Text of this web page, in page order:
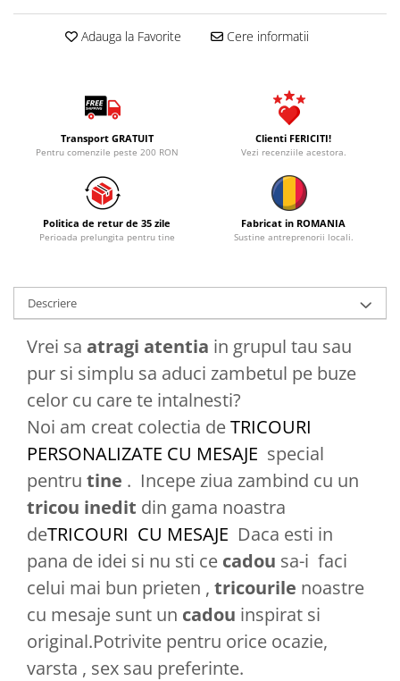
Adauga la Favorite Cere informatii
Transport GRATUIT
Pentru comenzile peste 200 RON
Clienti FERICITI!
Vezi recenziile acestora.
Politica de retur de 35 zile
Perioada prelungita pentru tine
Fabricat in ROMANIA
Sustine antreprenorii locali.
Descriere
Vrei sa atragi atentia in grupul tau sau
pur si simplu sa aduci zambetul pe buze
celor cu care te intalnesti?
Noi am creat colectia deTRICOURI
PERSONALIZATE CU MESAJE special
pentru tine . Incepe ziua zambind cu un
tricou inedit din gama noastra
deTRICOURI CU MESAJE Daca esti in
pana de idei si nu sti ce cadou sa-i faci
celui mai bun prieten , tricourile noastre
cu mesaje sunt un cadou inspirat si
original.Potrivite pentru orice ocazie,
varsta , sex sau preferinte.